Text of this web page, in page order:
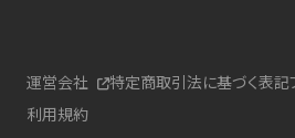
運営会社 特定商取引法に基づく表記
利用規約